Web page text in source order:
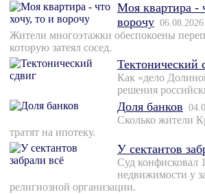
Моя квартира -
ворочу 06.08.2026
Жители многоэтажки обеспокоены
которую затеял сосед.
Тектонический
Как «дело
решения
Доля банков
Сколько жители
тратят на ипотеку.
У сектантов
Суд конфисковал
недвижимости у
религиозной организации.